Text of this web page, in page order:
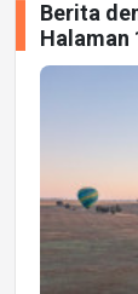
Berita
Halaman